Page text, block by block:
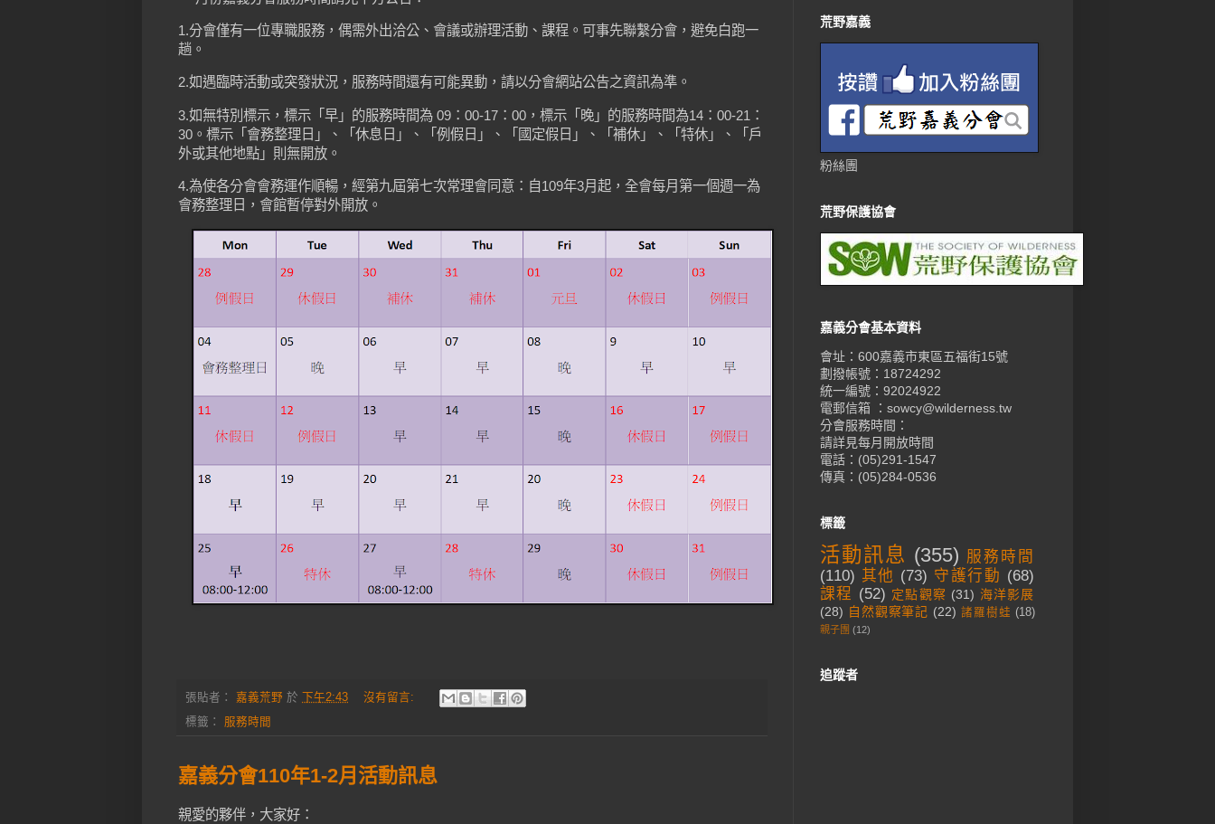
1.分會僅有一位專職服務，偶需外出洽公、會議或辦理活動、課程。可事先聯繫分會，避免白跑一
趟。
2.如遇臨時活動或突發狀況，服務時間還有可能異動，請以分會網站公告之資訊為準。
3.如無特別標示，標示「早」的服務時間為 09：00-17：00，標示「晚」的服務時間為14：00-21：
30。標示「會務整理日」、「休息日」、「例假日」、「國定假日」、「補休」、「特休」、「戶
外或其他地點」則無開放。
4.為使各分會會務運作順暢，經第九屆第七次常理會同意：自109年3月起，全會每月第一個週一為
會務整理日，會館暫停對外開放。
張貼者： 嘉義荒野 於 下午2:43
沒有留言:
標籤： 服務時間
嘉義分會110年1-2月活動訊息
親愛的夥伴，大家好：
荒野嘉義
粉絲團
荒野保護協會
嘉義分會基本資料
會址：600嘉義市東區五福街15號
劃撥帳號：18724292
統一編號：92024922
電郵信箱 ：sowcy@wilderness.tw
分會服務時間：
請詳見每月開放時間
電話：(05)291-1547
傳真：(05)284-0536
標籤
活動訊息 (355) 服務時間
(110) 其他 (73) 守護行動 (68)
課程 (52) 定點觀察 (31) 海洋影展
(28) 自然觀察筆記 (22) 諸羅樹蛙 (18)
親子團 (12)
追蹤者